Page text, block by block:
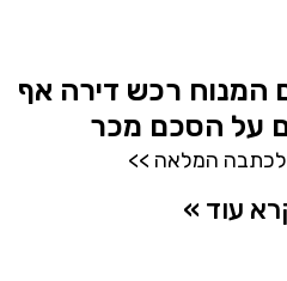
המנוח רכש דירה אף
על הסכם מכר
המלאה >>
עוד »